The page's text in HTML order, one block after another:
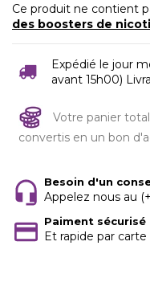
Ce produit ne contient
des boosters de
Expédié le jour
avant 15h00)
Votre panier
convertis en un bon
Besoin d'un
Appelez nous au
Paiment sécurisé
Et rapide par carte